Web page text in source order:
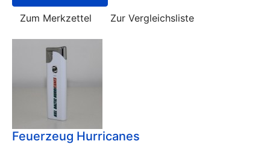
Zum Merkzettel Zur Vergleichsliste
Feuerzeug Hurricanes